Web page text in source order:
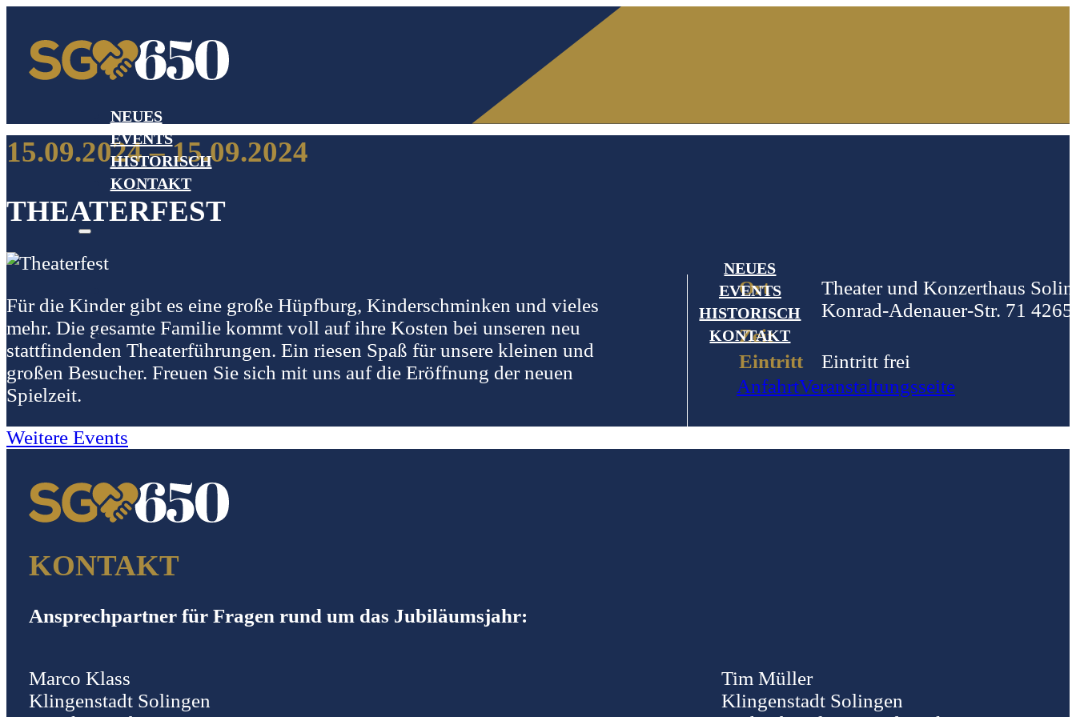
NEUES
EVENTS
HISTORISCH
KONTAKT
NEUES
EVENTS
HISTORISCH
KONTAKT
15.09.2024 – 15.09.2024
THEATERFEST
Für die Kinder gibt es eine große Hüpfburg, Kinderschminken und vieles
mehr. Die gesamte Familie kommt voll auf ihre Kosten bei unseren neu
stattfindenden Theaterführungen. Ein riesen Spaß für unsere kleinen und
großen Besucher. Freuen Sie sich mit uns auf die Eröffnung der neuen
Spielzeit.
Ort
Theater und Konzerthaus
Konrad-Adenauer-Str. 71
Zeit
Eintritt
Eintritt frei
AnfahrtVeranstaltungsseite
Weitere Events
KONTAKT
Ansprechpartner für Fragen rund um das Jubiläumsjahr:
Marco Klass
Klingenstadt Solingen
Tim Müller
Klingenstadt Solingen